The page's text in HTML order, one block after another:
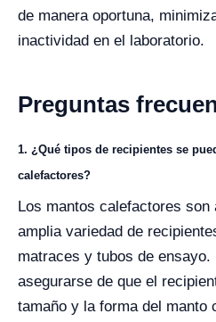
de manera oportuna,
inactividad en el laboratorio.
Preguntas
1. ¿Qué tipos de recipientes se
calefactores?
Los mantos calefactores son
amplia variedad de
matraces y tubos de ensayo.
asegurarse de que el
tamaño y la forma del manto